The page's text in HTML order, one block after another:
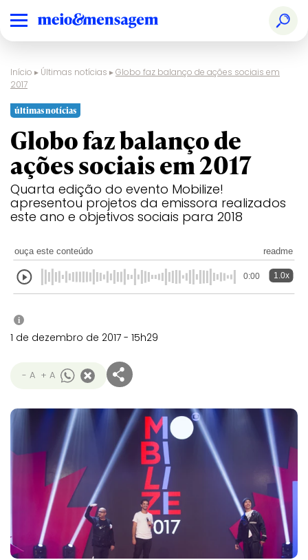
Início ▸ Últimas notícias ▸Globo faz balanço de ações sociais em
2017
últimas notícias
Globo faz balanço de
ações sociais em 2017
Quarta edição do evento Mobilize!
apresentou projetos da emissora realizados
este ano e objetivos sociais para 2018
ouça este conteúdo readme
0:00 1.0x
i
1 de dezembro de 2017 - 15h29
- A + A